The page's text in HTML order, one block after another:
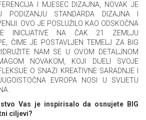
I MJESEC DIZAJNA, NOVAK JE
PODIZANJU STANDARDA DIZAJNA I
OVO JE POSLUŽILO KAO ODSKOČNA
INICIJATIVE NA ČAK 21 ZEMLJU
ČIME JE POSTAVLJEN TEMELJ ZA BIG
NAM SE U OVOM DETALJNOM
NOVAKOM, KOJI DIJELI SVOJE
O SNAZI KREATIVNE SARADNJE I
EVROPA NOSI U SVIJETU
Vas je inspirisalo da osnujete BIG
ciljevi?